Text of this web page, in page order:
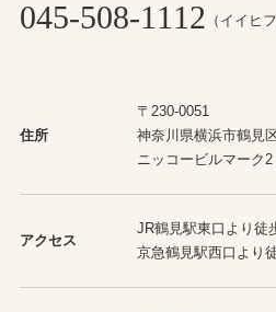
045-508-1112 （イイヒフ
住所
〒230-0051
神奈川県横浜市鶴見
ニッコービルマー
アクセス
JR鶴見駅東口より徒
京急鶴見駅西口より